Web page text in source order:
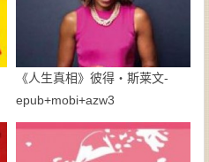
《人生真相》彼得・斯莱文-
epub+mobi+azw3